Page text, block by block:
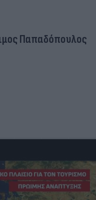
Παπαδόπουλος